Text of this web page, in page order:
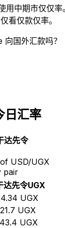
用中期市仅仅
仅看仅款仅率。
国外汇款吗？
日汇率
达先令
USD/UGX
pair
达先令UGX
UGX
UGX
UGX